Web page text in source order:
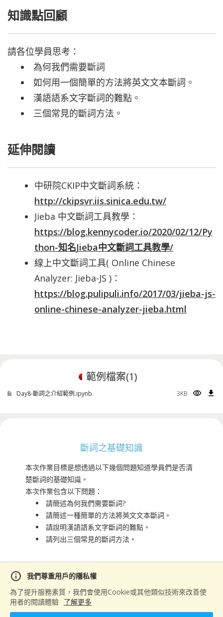
知識點回顧
請各位學員思考：
為何我們需要斷詞
如何用一個簡單的方法將英文文本斷詞。
漢語語系文字斷詞的難點。
三個常見的斷詞方法。
延伸閱讀
中研院CKIP中文斷詞系統：
http://ckipsvr.iis.sinica.edu.tw/
Jieba 中文斷詞工具教學：
https://blog.kennycoder.io/2020/02/12/Py
thon-知名Jieba中文斷詞工具教學/
線上中文斷詞工具( Online Chinese
Analyzer: Jieba-JS )：
https://blog.pulipuli.info/2017/03/jieba-js-
online-chinese-analyzer-jieba.html
範例檔案(1)
Day8-斷詞之介紹範例.ipynb 3KB visibility download
斷詞之基礎知識
本次作業目標是想透過以下幾個問題知道學員們是否清
楚斷詞的基礎知識。
本次作業包含以下問題：
請簡述為何我們需要斷詞?
請簡述一種簡單的方法將英文文本斷詞。
請說明漢語語系文字斷詞的難點。
請列出三個常見的斷詞方法。
範例檔案(
Day8-斷詞之介紹作業.ipynb 2KB visibility download
info
我們尊重用戶的隱私權
為了提升服務素質，我們會使用Cookie或其他類似技術來改善使
用者的閱讀體驗 了解更多